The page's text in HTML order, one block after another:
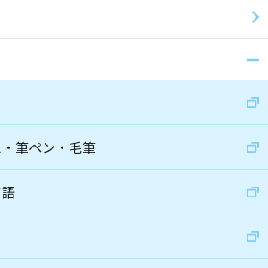
筆ペン・毛筆